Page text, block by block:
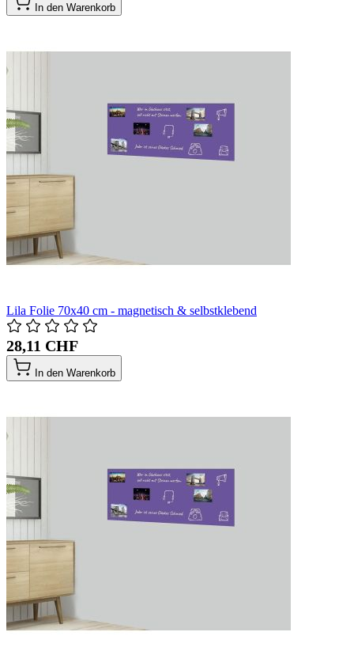
In den Warenkorb
Lila Folie 70x40 cm - magnetisch & selbstklebend
28,11 CHF
In den Warenkorb